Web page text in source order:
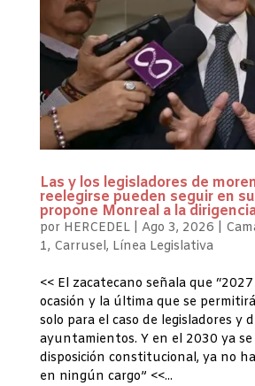
Las y los legisladores de
reelegirse pueden seguir en
propone Monreal a la
por HERCEDEL| Ago 3, 2026
1, Carrusel, Línea Legislativa
<< El zacatecano señala que
ocasión y la última que se
solo para el caso de legisladores y
ayuntamientos. Y en el 2030 ya
disposición constitucional, ya no
en ningún cargo” <<...